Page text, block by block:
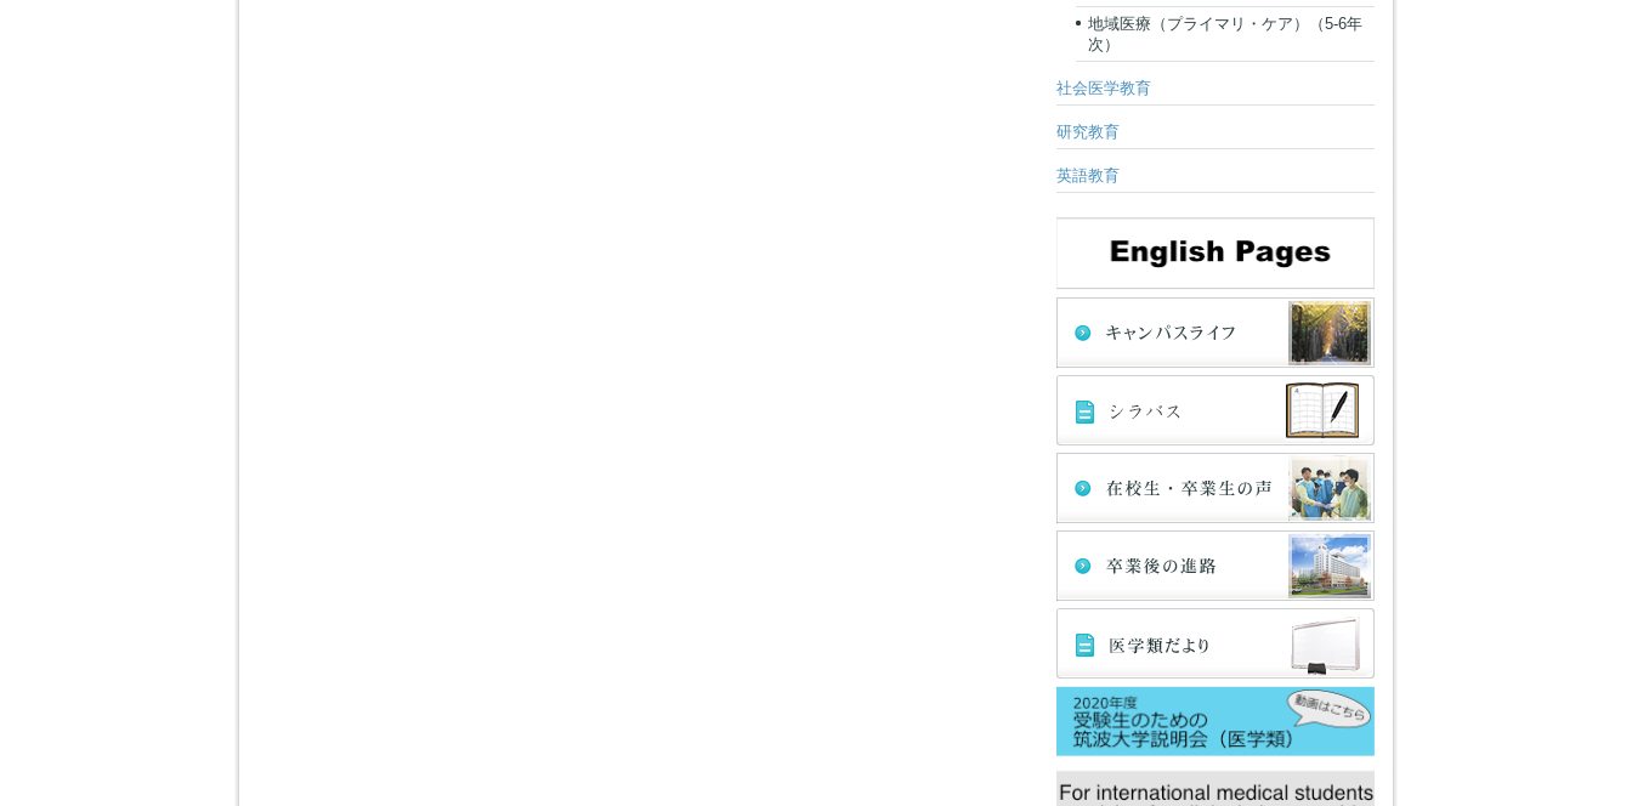
地域医療（プライマリ・ケア）（5-6年
次）
社会医学教育
研究教育
英語教育